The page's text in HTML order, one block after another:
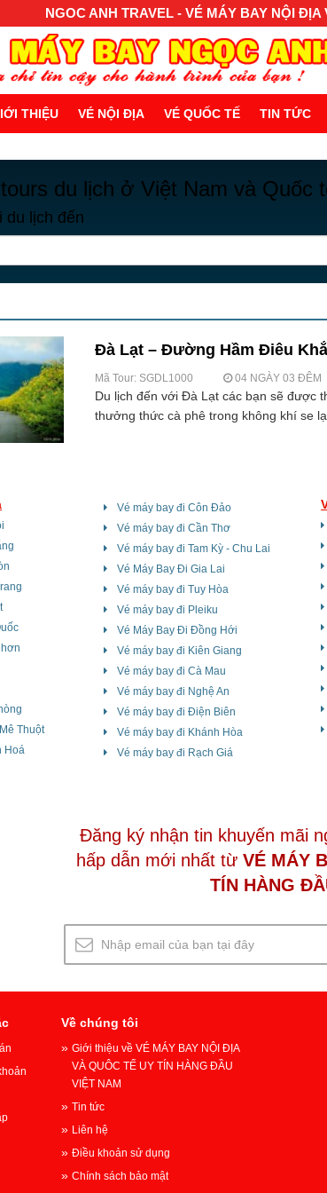
NGOC ANH TRAVEL - VÉ MÁY BAY NỘI
THIỆU VÉ NỘI ĐỊA VÉ QUỐC TẾ TIN TỨC
du lịch ở Việt Nam và Quốc
du lịch đến
Đà Lạt – Đường Hầm Điêu
Mã Tour: SGDL1000 04 NGÀY 03 ĐÊM
Du lịch đến với Đà Lạt các bạn sẽ được thăm quan
thưởng thức cà phê trong không khí se
Thuột
Hoá
Vé máy bay đi Côn Đảo
Vé máy bay đi Cần Thơ
Vé máy bay đi Tam Kỳ - Chu Lai
Vé Máy Bay Đi Gia Lai
Vé máy bay đi Tuy Hòa
Vé máy bay đi Pleiku
Vé Máy Bay Đi Đồng Hới
Vé máy bay đi Kiên Giang
Vé máy bay đi Cà Mau
Vé máy bay đi Nghệ An
Vé máy bay đi Điện Biên
Vé máy bay đi Khánh Hòa
Vé máy bay đi Rạch Giá
Đăng ký nhận tin khuyến mãi
hấp dẫn mới nhất từ VÉ MÁY
TÍN HÀNG
Về chúng tôi
Giới thiệu về VÉ MÁY BAY NỘI ĐỊA
VÀ QUÔC TẾ UY TÍN HÀNG ĐẦU
VIỆT NAM
Tin tức
Liên hệ
Điều khoản sử dụng
Chính sách bảo mật